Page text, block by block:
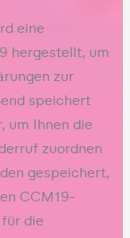
eine
hergestellt, um
zur
speichert
um Ihnen die
zuordnen
gespeichert,
CCM19-
die